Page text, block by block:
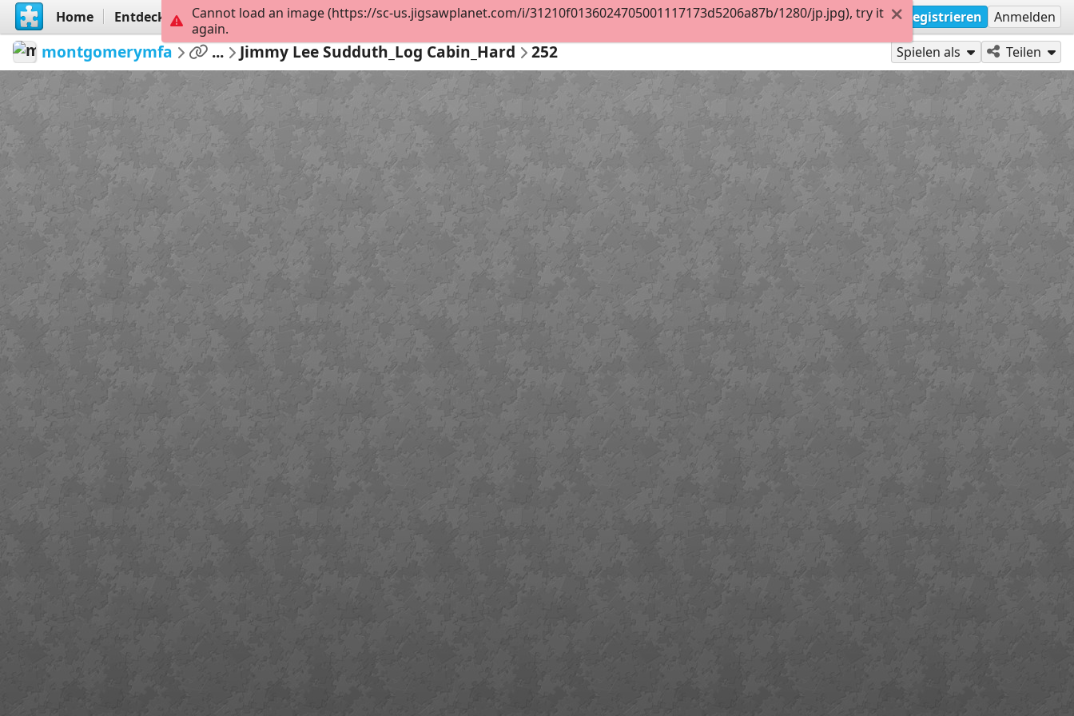
Home Entdecken Erstellen Registrieren Anmelden
montgomerymfa ... Jimmy Lee Sudduth_Log Cabin_Hard 252 Spielen als Teilen
Cannot load an image (https://sc-us.jigsawplanet.com/i/31210f0136024705001117173d5206a87b/1280/jp.jpg), try it
again.